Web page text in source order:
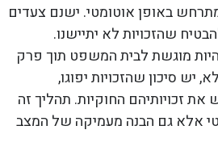
באופן אוטומטי. ישנם צעדים
שהזכויות לא יתיישנו.
מוגשת לבית המשפט תוך פרק
סיכון שהזכויות יפוגו,
את זכויותיהם החוקיות. תהליך זה
אלא גם הבנה מעמיקה של המצב